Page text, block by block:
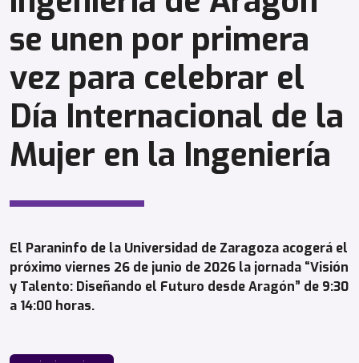
se unen por primera
vez para celebrar el
Día Internacional de la
Mujer en la Ingeniería
El Paraninfo de la Universidad de Zaragoza acogerá el
próximo viernes 26 de junio de 2026 la jornada “Visión
y Talento: Diseñando el Futuro desde Aragón” de 9:30
a 14:00 horas.